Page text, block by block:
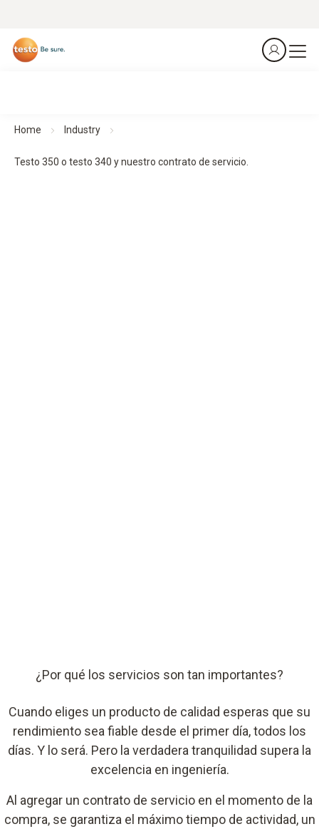
Home Industry
Testo 350 o testo 340 y nuestro contrato de servicio.
¿Por qué los servicios son tan importantes?
Cuando eliges un producto de calidad esperas que su
rendimiento sea fiable desde el primer día, todos los
días. Y lo será. Pero la verdadera tranquilidad supera la
excelencia en ingeniería.
Al agregar un contrato de servicio en el momento de la
compra, se garantiza el máximo tiempo de actividad, un